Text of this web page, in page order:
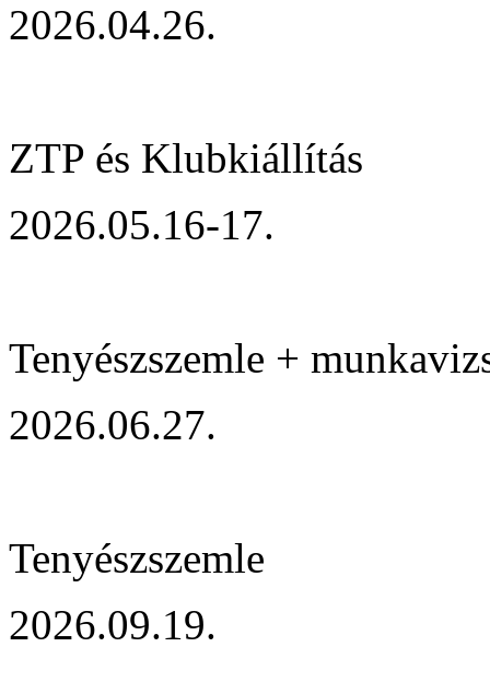
2026.04.26.
ZTP és Klubkiállítás
2026.05.16-17.
Tenyészszemle +
2026.06.27.
Tenyészszemle
2026.09.19.